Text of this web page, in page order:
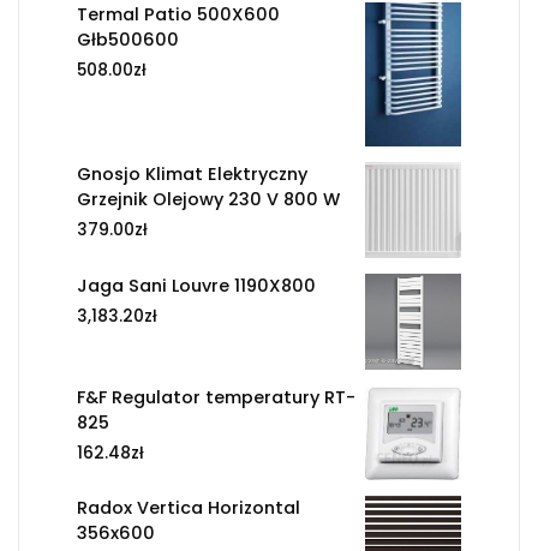
Termal Patio 500X600
Głb500600
508.00zł
Gnosjo Klimat Elektryczny
Grzejnik Olejowy 230 V 800 W
379.00zł
Jaga Sani Louvre 1190X800
3,183.20zł
F&F Regulator temperatury RT-
825
162.48zł
Radox Vertica Horizontal
356x600